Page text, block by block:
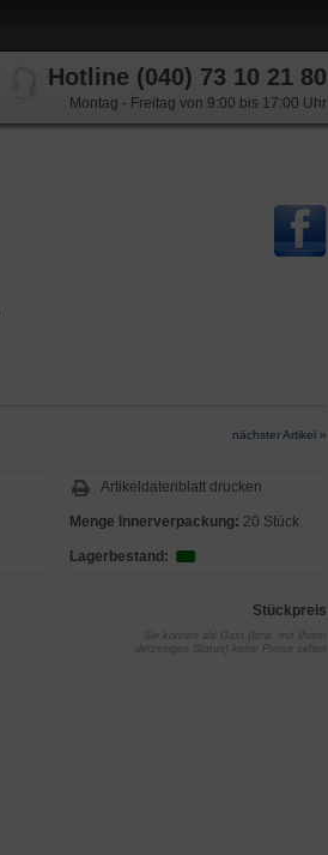
Hotline (040) 73 10 21 80
Montag - Freitag von 9:00 bis 17:00 Uhr
nächster Artikel »
Artikeldatenblatt drucken
Menge Innerverpackung: 20 Stück
Lagerbestand:
Stückpreis
Sie können als Gast (bzw. mit Ihrem
derzeitigen Status) keine Preise sehen